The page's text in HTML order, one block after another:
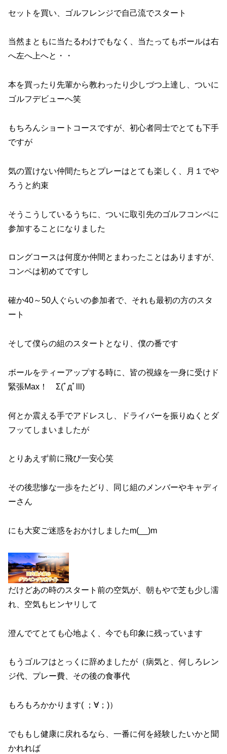
セットを買い、ゴルフレンジで自己流でスタート
当然まともに当たるわけでもなく、当たってもボールは右
へ左へ上へと・・
本を買ったり先輩から教わったり少しづつ上達し、ついに
ゴルフデビューへ笑
もちろんショートコースですが、初心者同士でとても下手
ですが
気の置けない仲間たちとプレーはとても楽しく、月１でや
ろうと約束
そうこうしているうちに、ついに取引先のゴルフコンペに
参加することになりました
ロングコースは何度か仲間とまわったことはありますが、
コンペは初めてですし
確か40～50人ぐらいの参加者で、それも最初の方のスタ
ート
そして僕らの組のスタートとなり、僕の番です
ボールをティーアップする時に、皆の視線を一身に受けド
緊張Max！ Σ(ﾟдﾟlll)
何とか震える手でアドレスし、ドライバーを振りぬくとダ
フッてしまいましたが
とりあえず前に飛び一安心笑
その後悲惨な一歩をたどり、同じ組のメンバーやキャディ
ーさん
にも大変ご迷惑をおかけしましたm(__)m
だけどあの時のスタート前の空気が、朝もやで芝も少し濡
れ、空気もヒンヤリして
澄んでてとても心地よく、今でも印象に残っています
もうゴルフはとっくに辞めましたが（病気と、何しろレン
ジ代、プレー費、その後の食事代
もろもろかかります( ；∀；)）
でももし健康に戻れるなら、一番に何を経験したいかと聞
かれれば